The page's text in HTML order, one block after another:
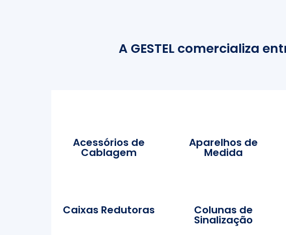
A GESTEL comercializa
Acessórios de
Cablagem
Aparelhos de
Medida
Caixas Redutoras Colunas de
Sinalização